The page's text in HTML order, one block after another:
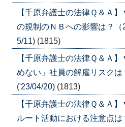
【千原弁護士の法律Ｑ＆
の規制のＮＢへの影響は？
5/11) (1815)
【千原弁護士の法律Ｑ＆
めない」社員の解雇リスクは
('23/04/20) (1813)
【千原弁護士の法律Ｑ＆
ルート活動における注意点